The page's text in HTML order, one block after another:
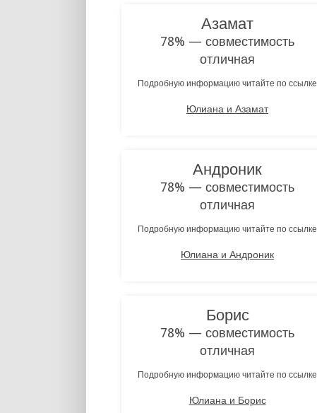
Азамат
78% — совместимость
отличная
Подробную информацию читайте по ссылке
Юлиана и Азамат
Андроник
78% — совместимость
отличная
Подробную информацию читайте по ссылке
Юлиана и Андроник
Борис
78% — совместимость
отличная
Подробную информацию читайте по ссылке
Юлиана и Борис